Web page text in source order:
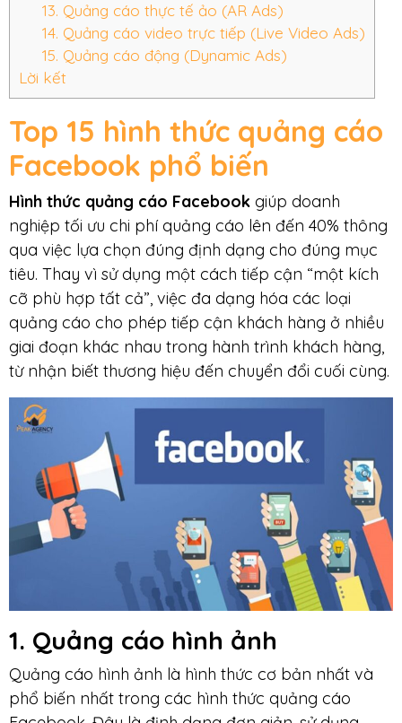
13. Quảng cáo thực tế ảo (AR Ads)
14. Quảng cáo video trực tiếp (Live Video Ads)
15. Quảng cáo động (Dynamic Ads)
Lời kết
Top 15 hình thức quảng cáo
Facebook phổ biến
Hình thức quảng cáo Facebook giúp doanh
nghiệp tối ưu chi phí quảng cáo lên đến 40% thông
qua việc lựa chọn đúng định dạng cho đúng mục
tiêu. Thay vì sử dụng một cách tiếp cận “một kích
cỡ phù hợp tất cả”, việc đa dạng hóa các loại
quảng cáo cho phép tiếp cận khách hàng ở nhiều
giai đoạn khác nhau trong hành trình khách hàng,
từ nhận biết thương hiệu đến chuyển đổi cuối cùng.
1. Quảng cáo hình ảnh
Quảng cáo hình ảnh là hình thức cơ bản nhất và
phổ biến nhất trong các hình thức quảng cáo